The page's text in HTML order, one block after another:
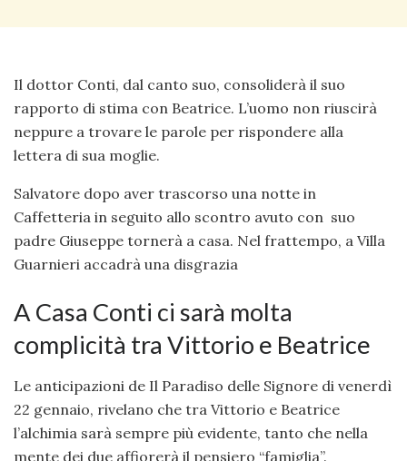
Il dottor Conti, dal canto suo, consoliderà il suo
rapporto di stima con Beatrice. L’uomo non riuscirà
neppure a trovare le parole per rispondere alla
lettera di sua moglie.
Salvatore dopo aver trascorso una notte in
Caffetteria in seguito allo scontro avuto con suo
padre Giuseppe tornerà a casa. Nel frattempo, a Villa
Guarnieri accadrà una disgrazia
A Casa Conti ci sarà molta
complicità tra Vittorio e Beatrice
Le anticipazioni de Il Paradiso delle Signore di venerdì
22 gennaio, rivelano che tra Vittorio e Beatrice
l’alchimia sarà sempre più evidente, tanto che nella
mente dei due affiorerà il pensiero “famiglia”.